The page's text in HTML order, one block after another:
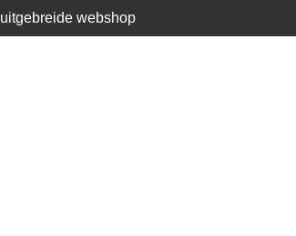
uitgebreide webshop